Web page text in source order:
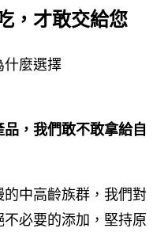
，才敢交給您
什麼選擇
品，我們敢不敢拿給自
中高齡族群，我們對
必要的添加，堅持原